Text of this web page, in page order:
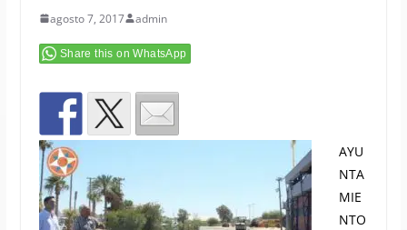
agosto 7, 2017 admin
Share this on WhatsApp
AYU
NTA
MIE
NTO